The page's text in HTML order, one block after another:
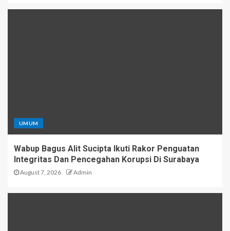
UMUM
Wabup Bagus Alit Sucipta Ikuti Rakor Penguatan
Integritas Dan Pencegahan Korupsi Di Surabaya
August 7, 2026 Admin